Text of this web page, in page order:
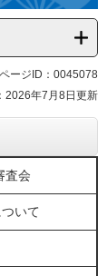
ページID：0045078
2026年7月8日更新
査会
いて